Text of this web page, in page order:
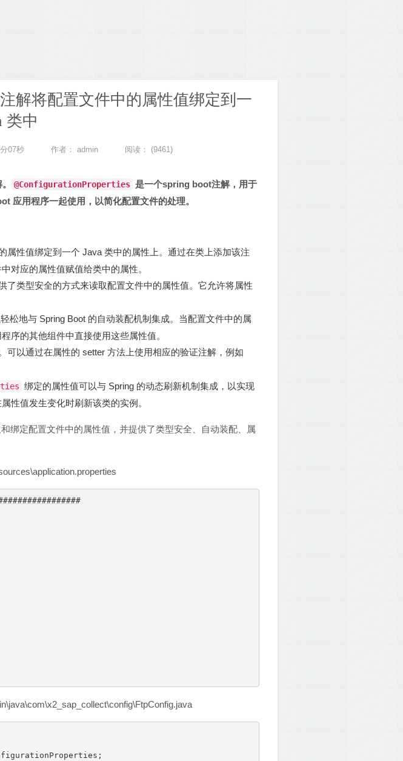
注解将配置文件中的属性值绑定到一
类中
07秒 作者： admin 阅读： (9461)
@ConfigurationProperties 是一个spring boot注解，用于
应用程序一起使用，以简化配置文件的处理。
属性值绑定到一个 Java 类中的属性上。通过在类上添加该注
对应的属性值赋值给类中的属性。
了类型安全的方式来读取配置文件中的属性值。它允许将属性
松地与 Spring Boot 的自动装配机制集成。当配置文件中的属
序的其他组件中直接使用这些属性值。
可以通过在属性的 setter 方法上使用相应的验证注解，例如
绑定的属性值可以与 Spring 的动态刷新机制集成，以实现
性值发生变化时刷新该类的实例。
绑定配置文件中的属性值，并提供了类型安全、自动装配、属
;